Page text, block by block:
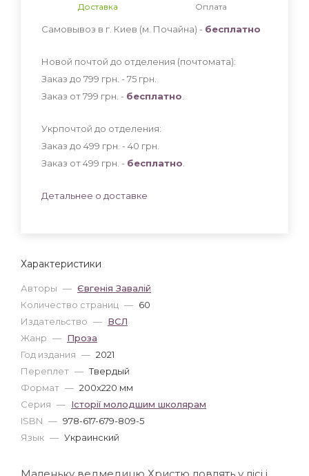
Характеристики
Авторы — Євгенія Завалій
Количество страниц — 60
Издательство — ВСЛ
Жанр — Проза
Год издания — 2021
Переплет — Твердый
Формат — 200x220 мм
Серия — Історії молодшим школярам
ISBN — 978-617-679-809-5
Язык — Украинский
Доставка
Оплата
Самовывоз в г. Киев (м. Почайна) - бесплатно
Новой почтой до отделения (почтомата):
Заказ до 799 грн. - 75 грн
Заказ от 799 грн. - бесплатно
Укрпочтой до отделения:
Заказ до 499 грн. - 40 грн
Заказ от 499 грн. - бесплатно
Детальнее о доставке
Маленьку ведмедицю Христю ловлять у лісі і